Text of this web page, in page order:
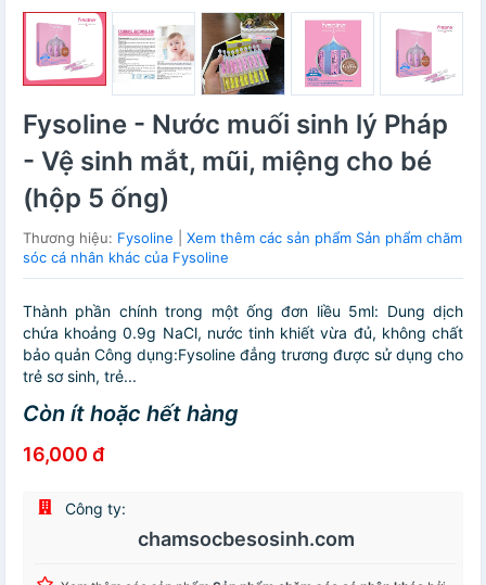
Fysoline - Nước muối sinh lý Pháp
- Vệ sinh mắt, mũi, miệng cho bé
(hộp 5 ống)
Thương hiệu: Fysoline
Xem thêm các sản phẩm Sản phẩm chăm
sóc cá nhân khác của Fysoline
Thành phần chính trong một ống đơn liều 5ml: Dung dịch
chứa khoảng 0.9g NaCl, nước tinh khiết vừa đủ, không chất
bảo quản Công dụng:Fysoline đẳng trương được sử dụng cho
trẻ sơ sinh, trẻ...
Còn ít hoặc hết hàng
16,000 đ
Công ty:
chamsocbesosinh.com